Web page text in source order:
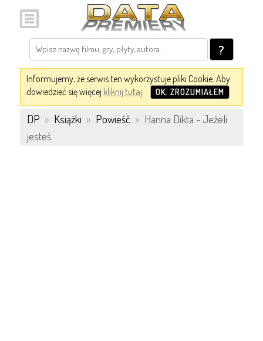
?
Informujemy, że serwis ten wykorzystuje pliki Cookie. Aby
dowiedzieć się więcej kliknij tutaj. OK, ZROZUMIAŁEM
DP » Książki » Powieść » Hanna Dikta - Jeżeli
jesteś